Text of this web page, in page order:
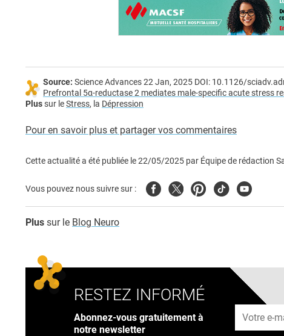
Source: Science Advances 22 Jan, 2025 DOI: 10.1126/
Prefrontal 5α-reductase 2 mediates male-specific acute stress
Plussur leStress, la Dépression
Pour en savoir plus et partager vos commentaires
Cette actualité a été publiée le22/05/2025 par Équipe de rédaction
Vous pouvez nous suivre sur : FacebookTwitterPinterest
TiktokYoutube
Plus sur le Blog Neuro
RESTEZ INFORMÉ
Abonnez-vous gratuitement à
notre newsletter
Adresse e-